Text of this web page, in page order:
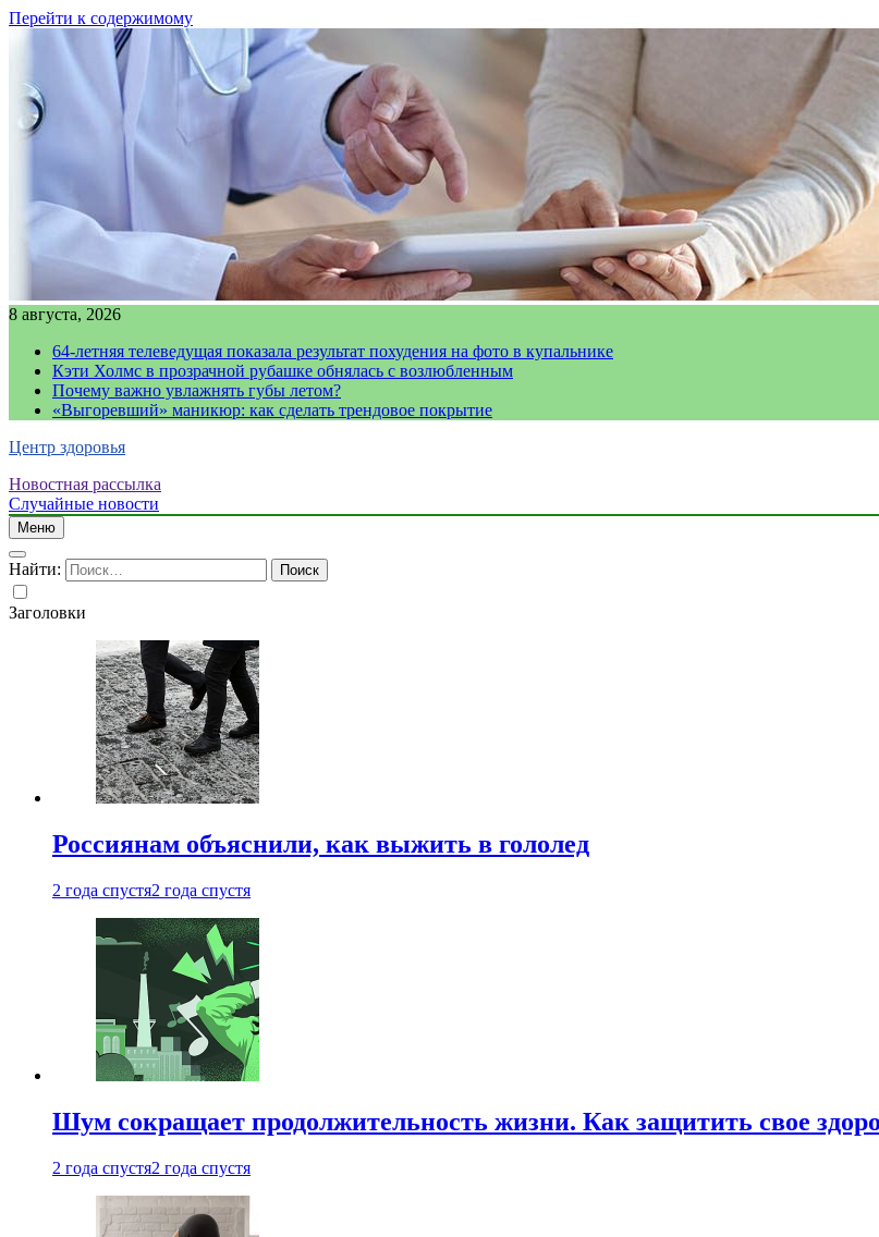
Перейти к содержимому
8 августа, 2026
64-летняя телеведущая показала результат похудения на фото в купальнике
Кэти Холмс в прозрачной рубашке обнялась с возлюбленным
Почему важно увлажнять губы летом?
«Выгоревший» маникюр: как сделать трендовое покрытие
Центр здоровья
Новостная рассылка
Случайные новости
Меню
Найти:
Заголовки
Россиянам объяснили, как выжить в гололед
2 года спустя2 года спустя
Шум сокращает продолжительность жизни. Как защитить свое
2 года спустя2 года спустя